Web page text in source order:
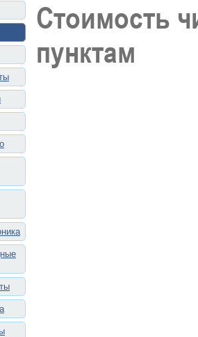
Стоимость
пунктам